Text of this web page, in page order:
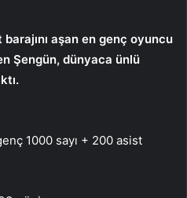
barajını aşan en genç oyuncu
Şengün, dünyaca ünlü
1000 sayı + 200 asist